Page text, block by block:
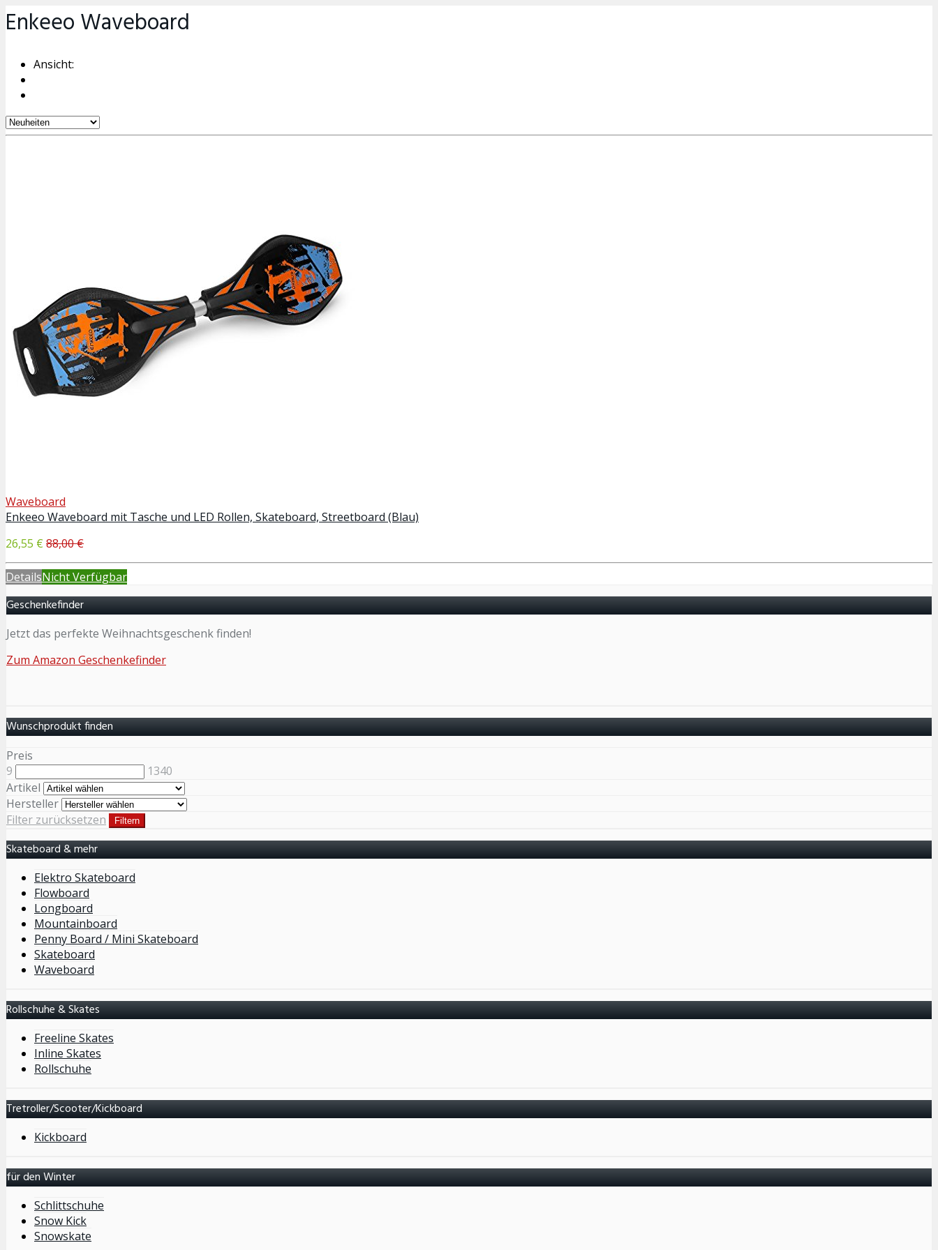
Enkeeo Waveboard
Ansicht:
Waveboard
Enkeeo Waveboard mit Tasche und LED Rollen, Skateboard, Streetboard (Blau)
26,55 € 88,00 €
DetailsNicht Verfügbar
Geschenkefinder
Jetzt das perfekte Weihnachtsgeschenk finden!
Zum Amazon Geschenkefinder
Wunschprodukt finden
Preis
9
1340
Artikel
Hersteller
Filter zurücksetzen
Filtern
Skateboard & mehr
Elektro Skateboard
Flowboard
Longboard
Mountainboard
Penny Board / Mini Skateboard
Skateboard
Waveboard
Rollschuhe & Skates
Freeline Skates
Inline Skates
Rollschuhe
Tretroller/Scooter/Kickboard
Kickboard
für den Winter
Schlittschuhe
Snow Kick
Snowskate